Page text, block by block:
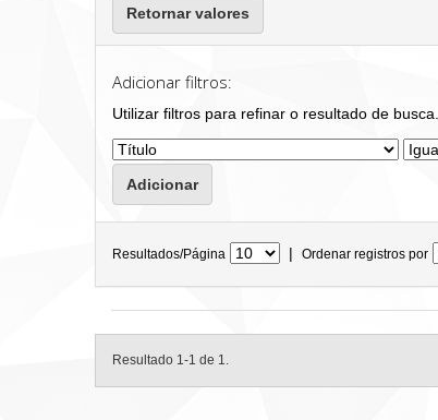
Retornar valores
Adicionar filtros:
Utilizar filtros para refinar o resultado de busca.
Resultados/Página | Ordenar registros por
Resultado 1-1 de 1.